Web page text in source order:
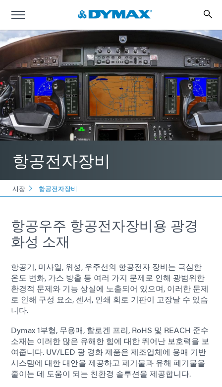
항공전자장비
시장 항공전자장비
항공우주 항공전자장비용 광경
화성 소재
항공기, 미사일, 위성, 우주선의 항공전자 장비는 극심한
온도 변화, 가스 방출 등 여러 가지 문제로 인해 광범위한
환경적 문제와 기능 상실에 노출되어 있으며, 이러한 문제
로 인해 구성 요소, 센서, 인쇄 회로 기판이 고장날 수 있습
니다.
Dymax 1부형, 무용매, 할로겐 프리, RoHS 및 REACH 준수
소재는 이러한 많은 유해한 힘에 대한 뛰어난 보호력을 보
여줍니다. UV/LED 광 경화 제품은 제조업체에 용매 기반
시스템에 대한 대안을 제공하고 폐기물과 유해 폐기물을
줄이는 데 도움이 되는 친환경 솔루션을 제공합니다.